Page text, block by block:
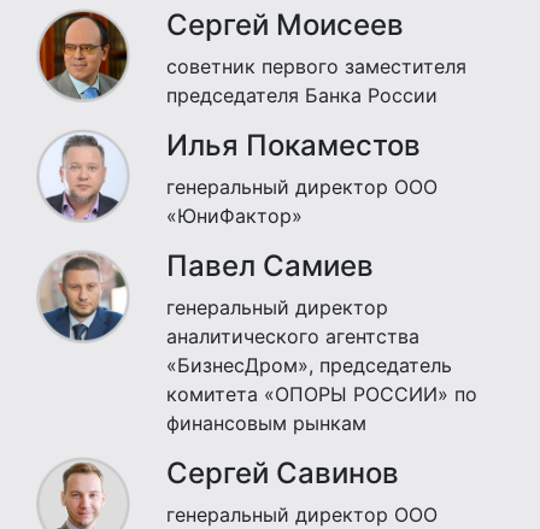
Сергей Моисеев
советник первого заместителя
председателя Банка России
Илья Покаместов
генеральный директор ООО
«ЮниФактор»
Павел Самиев
генеральный директор
аналитического агентства
«БизнесДром», председатель
комитета «ОПОРЫ РОССИИ» по
финансовым рынкам
Сергей Савинов
генеральный директор ООО